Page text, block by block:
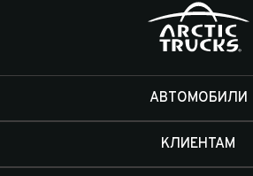
АВТОМОБИЛИ
КЛИЕНТАМ